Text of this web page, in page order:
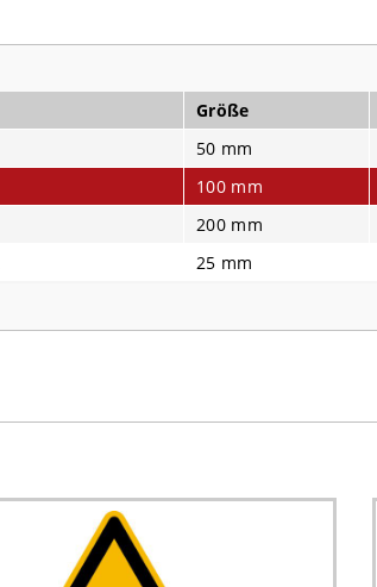
Größe
50 mm
100 mm
200 mm
25 mm